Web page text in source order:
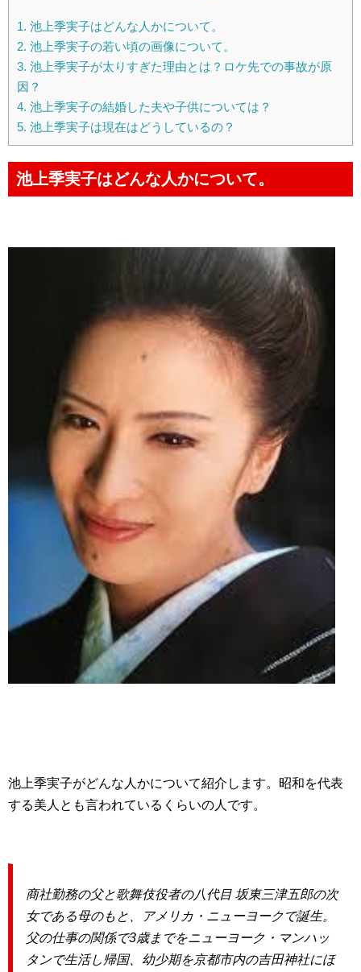
1. 池上季実子はどんな人かについて。
2. 池上季実子の若い頃の画像について。
3. 池上季実子が太りすぎた理由とは？ロケ先での事故が原
因？
4. 池上季実子の結婚した夫や子供については？
5. 池上季実子は現在はどうしているの？
池上季実子はどんな人かについて。
池上季実子がどんな人かについて紹介します。昭和を代表
する美人とも言われているくらいの人です。
商社勤務の父と歌舞伎役者の八代目 坂東三津五郎の次
女である母のもと、アメリカ・ニューヨークで誕生。
父の仕事の関係で3歳までをニューヨーク・マンハッ
タンで生活し帰国、幼少期を京都市内の吉田神社にほ